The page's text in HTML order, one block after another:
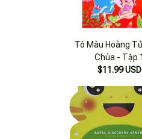
Tô Màu Hoàng
Chúa - Tập 1
$11.99 USD